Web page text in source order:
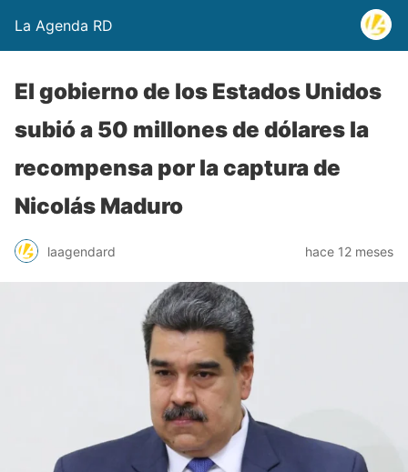
La Agenda RD
El gobierno de los Estados Unidos
subió a 50 millones de dólares la
recompensa por la captura de
Nicolás Maduro
laagendard hace 12 meses